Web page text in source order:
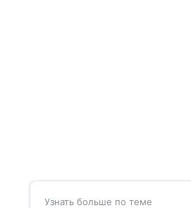
Узнать больше по теме